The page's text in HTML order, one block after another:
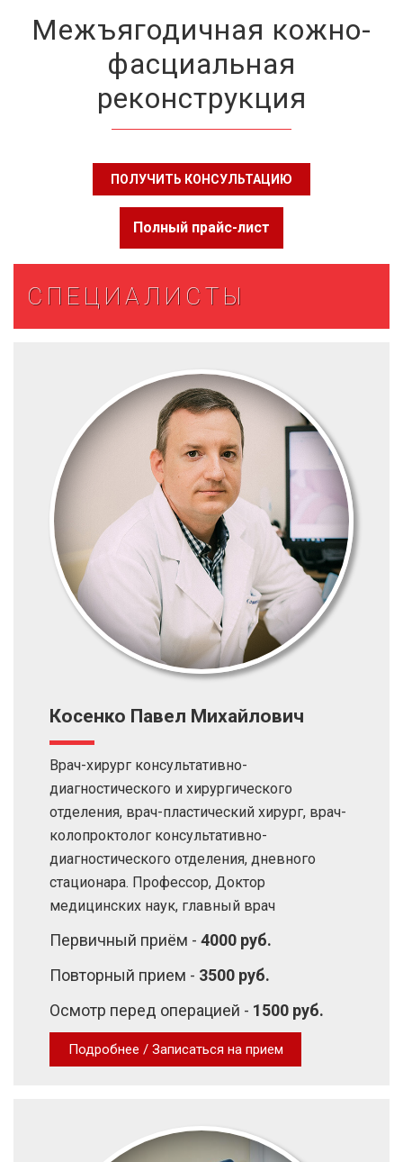
Межъягодичная кожно-
фасциальная
реконструкция
ПОЛУЧИТЬ КОНСУЛЬТАЦИЮ
Полный прайс-лист
СПЕЦИАЛИСТЫ
Косенко Павел Михайлович
Врач-хирург консультативно-
диагностического и хирургического
отделения, врач-пластический хирург, врач-
колопроктолог консультативно-
диагностического отделения, дневного
стационара. Профессор, Доктор
медицинских наук, главный врач
Первичный приём - 4000 руб.
Повторный прием - 3500 руб.
Осмотр перед операцией - 1500 руб.
Подробнее / Записаться на прием